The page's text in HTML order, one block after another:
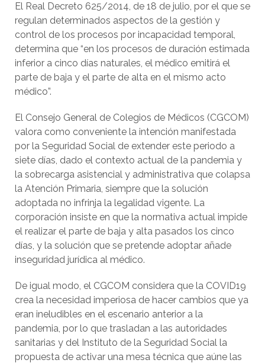
El Real Decreto 625/2014, de 18 de julio, por el que se
regulan determinados aspectos de la gestión y
control de los procesos por incapacidad temporal,
determina que “en los procesos de duración estimada
inferior a cinco días naturales, el médico emitirá el
parte de baja y el parte de alta en el mismo acto
médico”.
El Consejo General de Colegios de Médicos (CGCOM)
valora como conveniente la intención manifestada
por la Seguridad Social de extender este periodo a
siete días, dado el contexto actual de la pandemia y
la sobrecarga asistencial y administrativa que colapsa
la Atención Primaria, siempre que la solución
adoptada no infrinja la legalidad vigente. La
corporación insiste en que la normativa actual impide
el realizar el parte de baja y alta pasados los cinco
días, y la solución que se pretende adoptar añade
inseguridad jurídica al médico.
De igual modo, el CGCOM considera que la COVID19
crea la necesidad imperiosa de hacer cambios que ya
eran ineludibles en el escenario anterior a la
pandemia, por lo que trasladan a las autoridades
sanitarias y del Instituto de la Seguridad Social la
propuesta de activar una mesa técnica que aúne las